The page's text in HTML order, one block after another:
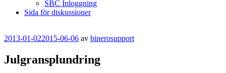
SBC Inloggning
Sida för diskussioner
Publicerat
2013-01-022015-06-06 av binerosupport
Julgransplundring